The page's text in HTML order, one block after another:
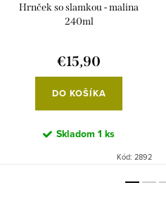
Hrnček so slamkou - malina
240ml
€15,90
DO KOŠÍKA
Skladom 1 ks
Kód: 2892